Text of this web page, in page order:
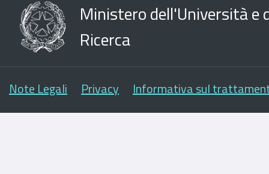
Ministero dell'Università e
Ricerca
Note Legali Privacy Informativa sul